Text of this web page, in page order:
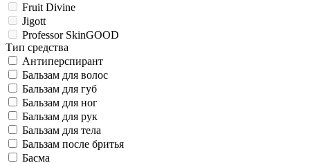
Fruit Divine
Jigott
Professor SkinGOOD
Тип средства
Антиперспирант
Бальзам для волос
Бальзам для губ
Бальзам для ног
Бальзам для рук
Бальзам для тела
Бальзам после бритья
Басма